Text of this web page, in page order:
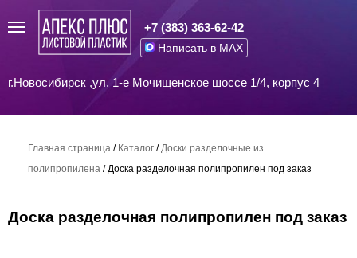
+7 (383) 363-62-42
Написать в MAX
г.Новосибирск ,ул. 1-е Мочищенское шоссе 1/4, корпус 4
Главная страница / Каталог /Доски разделочные из
полипропилена /Доска разделочная полипропилен под заказ
Доска разделочная полипропилен под заказ